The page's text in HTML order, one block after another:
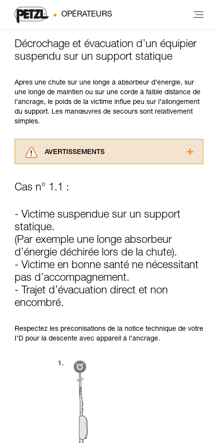
OPÉRATEURS
Décrochage et évacuation d’un équipier
suspendu sur un support statique
Après une chute sur une longe à absorbeur d’énergie, sur
une longe de maintien ou sur une corde à faible distance de
l’ancrage, le poids de la victime influe peu sur l’allongement
du support. Les manœuvres de secours sont relativement
simples.
AVERTISSEMENTS
consulter. Vous devez avoir compris les
pouvoir comprendre ce complément
d’informations.
Maîtriser ces techniques nécessite une
formation et un entraînement spécifique. Validez
avec un professionnel votre capacité à refaire
la manipulation, seul, en toute sécurité, avant
de la reproduire en autonomie.
Nous donnons des exemples de techniques
liées à votre activité. Il peut en exister d’autres
Cas n° 1.1 :
- Victime suspendue sur un support
statique.
(Par exemple une longe absorbeur
d’énergie déchirée lors de la chute).
- Victime en bonne santé ne nécessitant
pas d’accompagnement.
- Trajet d’évacuation direct et non
encombré.
Respectez les préconisations de la notice technique de votre
I’D pour la descente avec appareil à l’ancrage.